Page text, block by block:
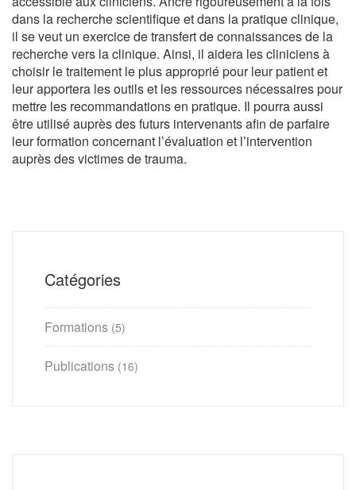
dans la recherche scientifique et dans la pratique clinique,
il se veut un exercice de transfert de connaissances de la
recherche vers la clinique. Ainsi, il aidera les cliniciens à
choisir le traitement le plus approprié pour leur patient et
leur apportera les outils et les ressources nécessaires pour
mettre les recommandations en pratique. Il pourra aussi
être utilisé auprès des futurs intervenants afin de parfaire
leur formation concernant l’évaluation et l’intervention
auprès des victimes de trauma.
Catégories
Formations (5)
Publications (16)